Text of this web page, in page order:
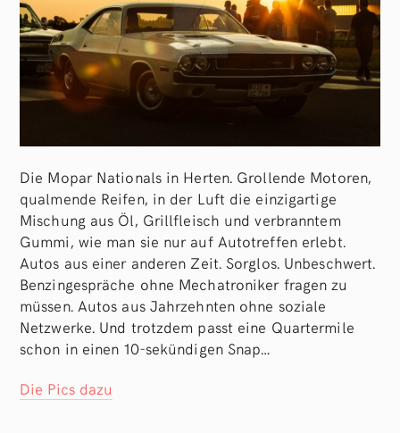
Die Mopar Nationals in Herten. Grollende Motoren,
qualmende Reifen, in der Luft die einzigartige
Mischung aus Öl, Grillfleisch und verbranntem
Gummi, wie man sie nur auf Autotreffen erlebt.
Autos aus einer anderen Zeit. Sorglos. Unbeschwert.
Benzingespräche ohne Mechatroniker fragen zu
müssen. Autos aus Jahrzehnten ohne soziale
Netzwerke. Und trotzdem passt eine Quartermile
schon in einen 10-sekündigen Snap…
Die Pics dazu